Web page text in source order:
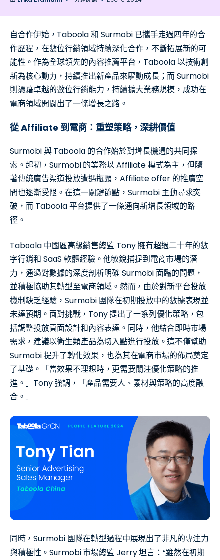
自合作伊始，Taboola 和 Surmobi 已攜手走過四年的合
作歷程，在數位行銷領域持續深化合作，不斷拓展新的可
能性。作為全球領先的內容推薦平台，Taboola 以技術創
新為核心動力，持續推出新產品來驅動成長；而 Surmobi
則憑藉卓越的數位行銷能力，持續擴大業務規模，成功在
電商領域開闢出了一條增長之路。
從 Affiliate 到電商：重塑策略，深耕價值
Surmobi 與 Taboola 的合作始於對增長機遇的共同探
索。起初，Surmobi 的業務以 Affiliate 模式為主，但隨
著傳統廣告渠道投放遭遇瓶頸，Affiliate offer 的推廣空
間也逐漸受限。在這一關鍵節點，Surmobi 主動尋求突
破，而 Taboola 平台提供了一條通向新增長領域的路
徑。
Taboola 中國區高級銷售總監 Tony 擁有超過二十年的數
字行銷和 SaaS 軟體經驗。他敏銳捕捉到電商市場的潛
力，通過對數據的深度剖析明確 Surmobi 面臨的問題，
並積極協助其轉型至電商領域。然而，由於對新平台投放
機制缺乏經驗，Surmobi 團隊在初期投放中的數據表現並
未達預期。面對挑戰，Tony 提出了一系列優化策略，包
括調整投放頁面設計和內容表達。同時，他結合即時市場
需求，建議以衛生類產品為切入點進行投放。這不僅幫助
Surmobi 提升了轉化效果，也為其在電商市場的佈局奠定
了基礎。「當效果不理想時，更需要關注優化策略的推
進。」Tony 強調，「產品需要人、素材與策略的高度融
合。」
同時，Surmobi 團隊在轉型過程中展現出了非凡的專注力
與積極性。Surmobi 市場總監 Jerry 坦言：“雖然在初期